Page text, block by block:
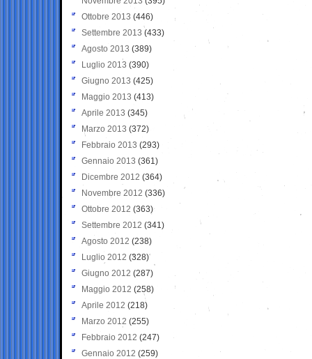
Ottobre 2013 (446)
Settembre 2013 (433)
Agosto 2013 (389)
Luglio 2013 (390)
Giugno 2013 (425)
Maggio 2013 (413)
Aprile 2013 (345)
Marzo 2013 (372)
Febbraio 2013 (293)
Gennaio 2013 (361)
Dicembre 2012 (364)
Novembre 2012 (336)
Ottobre 2012 (363)
Settembre 2012 (341)
Agosto 2012 (238)
Luglio 2012 (328)
Giugno 2012 (287)
Maggio 2012 (258)
Aprile 2012 (218)
Marzo 2012 (255)
Febbraio 2012 (247)
Gennaio 2012 (259)